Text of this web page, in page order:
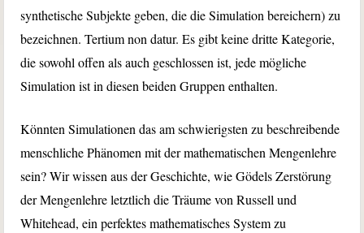
synthetische Subjekte geben, die die Simulation bereichern) zu
bezeichnen. Tertium non datur. Es gibt keine dritte Kategorie,
die sowohl offen als auch geschlossen ist, jede mögliche
Simulation ist in diesen beiden Gruppen enthalten.
Könnten Simulationen das am schwierigsten zu beschreibende
menschliche Phänomen mit der mathematischen Mengenlehre
sein? Wir wissen aus der Geschichte, wie Gödels Zerstörung
der Mengenlehre letztlich die Träume von Russell und
Whitehead, ein perfektes mathematisches System zu